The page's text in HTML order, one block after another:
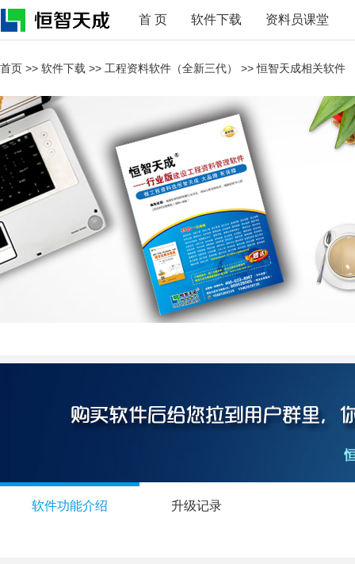
首 页 软件下载 资料员课堂
首页 >> 软件下载 >> 工程资料软件（全新三代） >>恒智天成相关软件
软件功能介绍 升级记录